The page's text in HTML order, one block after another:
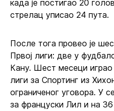
када је постигао 20
стрелац уписао 24 пута.
После тога провео је
Првој лиги: две у
Кану. Шест месеци играо
лиги за Спортинг из
ограниченог уговора. У
за француски Лил и на